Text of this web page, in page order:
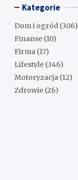
Kategorie
Dom i ogród (306)
Finanse (10)
Firma (17)
Lifestyle (346)
Motoryzacja (12)
Zdrowie (26)